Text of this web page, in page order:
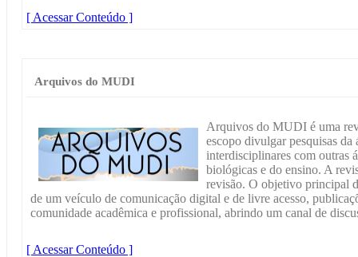
[ Acessar Conteúdo ]
Arquivos do MUDI
Arquivos do MUDI é uma
escopo divulgar pesquisas da
interdisciplinares com outras
biológicas e do ensino. A
revisão. O objetivo principal
de um veículo de comunicação digital e de livre acesso,
comunidade acadêmica e profissional, abrindo um canal de
[ Acessar Conteúdo ]